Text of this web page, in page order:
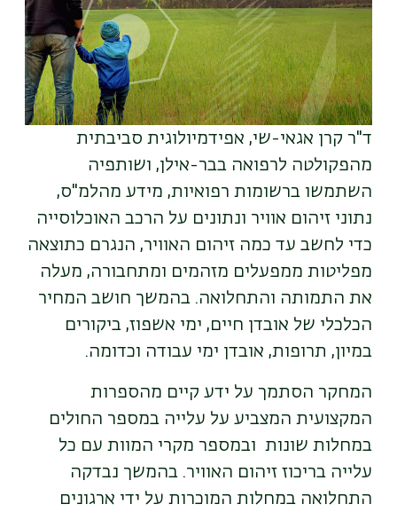
ד"ר קרן אגאי-שי, אפידמיולוגית סביבתית
מהפקולטה לרפואה בבר-אילן, ושותפיה
השתמשו ברשומות רפואיות, מידע מהלמ"ס,
נתוני זיהום אוויר ונתונים על הרכב האוכלוסייה
כדי לחשב עד כמה זיהום האוויר, הנגרם כתוצאה
מפליטות ממפעלים מזהמים ומתחבורה, מעלה
את התמותה והתחלואה. בהמשך חושב המחיר
הכלכלי של אובדן חיים, ימי אשפוז, ביקורים
במיון, תרופות, אובדן ימי עבודה וכדומה.
המחקר הסתמך על ידע קיים מהספרות
המקצועית המצביע על עלייה במספר החולים
במחלות שונות ובמספר מקרי המוות עם כל
עלייה בריכוז זיהום האוויר. בהמשך נבדקה
התחלואה במחלות המוכרות על ידי ארגונים